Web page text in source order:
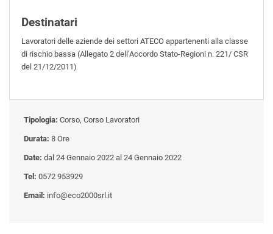
Destinatari
Lavoratori delle aziende dei settori ATECO appartenenti alla classe
di rischio bassa (Allegato 2 dell’Accordo Stato-Regioni n. 221/ CSR
del 21/12/2011)
Tipologia: Corso, Corso Lavoratori
Durata: 8 Ore
Date: dal 24 Gennaio 2022 al 24 Gennaio 2022
Tel: 0572 953929
Email: info@eco2000srl.it